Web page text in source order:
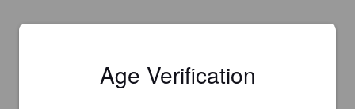
Age Verification